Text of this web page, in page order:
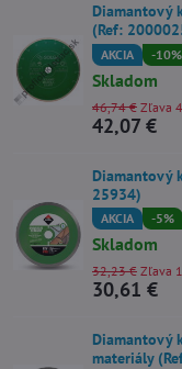
Diamantový
(Ref:
AKCIA -10%
Skladom
42,07 €
46,74 € Zľava
Diamantový
25934)
AKCIA -5%
Skladom
30,61 €
32,23 € Zľava
Diamantový
materiály